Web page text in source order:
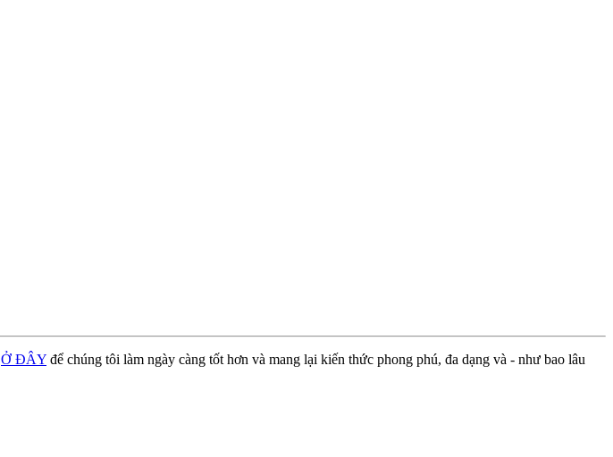
Ở ĐÂY để chúng tôi làm ngày càng tốt hơn và mang lại kiến thức phong phú, đa dạng và - như bao lâu